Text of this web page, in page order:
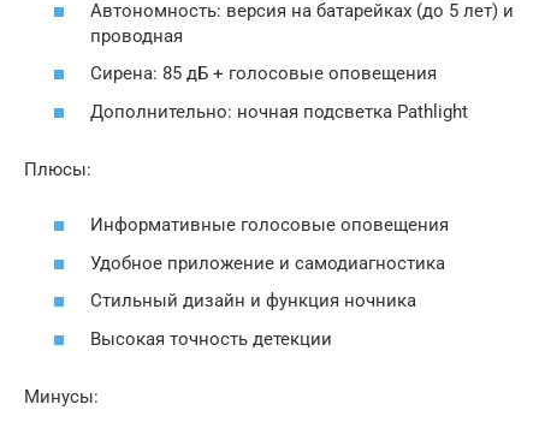
Автономность: версия на батарейках (до 5 лет) и
проводная
Сирена: 85 дБ + голосовые оповещения
Дополнительно: ночная подсветка Pathlight
Плюсы:
Информативные голосовые оповещения
Удобное приложение и самодиагностика
Стильный дизайн и функция ночника
Высокая точность детекции
Минусы: